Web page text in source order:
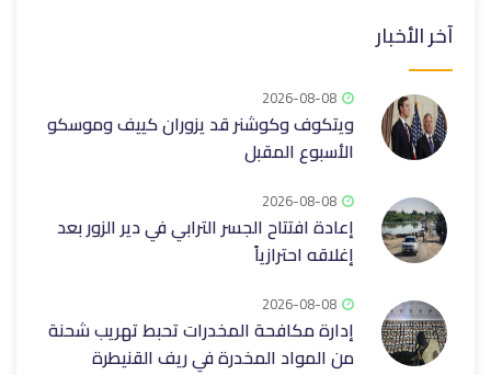
آخر الأخبار
2026-08-08
ويتكوف وكوشنر قد يزوران كييف وموسكو
الأسبوع المقبل
2026-08-08
إعادة افتتاح الجسر الترابي في دير الزور بعد
إغلاقه ‏احترازياً
2026-08-08
إدارة مكافحة المخدرات تحبط تهريب شحنة
من المواد المخدرة في ريف ‏القنيطرة